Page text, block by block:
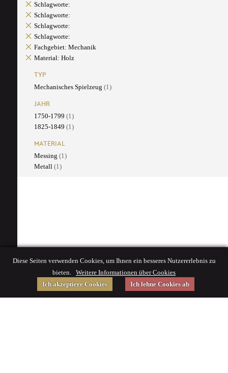
Schlagworte:
Schlagworte:
Schlagworte:
Schlagworte:
Fachgebiet: Mechanik
Material: Holz
TYP
Mechanisches Spielzeug (1)
JAHR
1750-1799 (1)
1825-1849 (1)
MATERIAL
Messing (1)
Metall (1)
Diese Seiten verwenden Cookies, um Ihnen ein besseres Nutzererlebnis zu
bieten. Weitere Informationen über Cookies
Ich akzeptiere Cookies
Ich lehne Cookies ab